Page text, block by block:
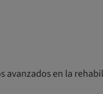
avanzados en la